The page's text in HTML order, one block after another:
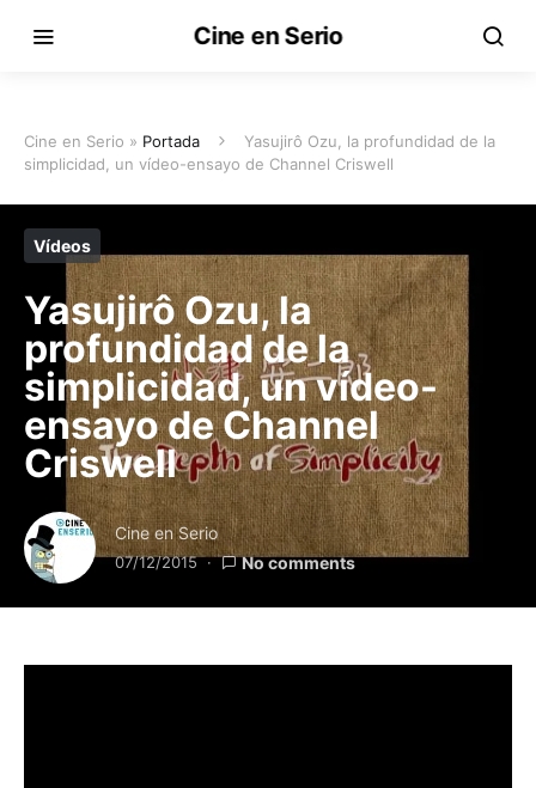
Cine en Serio
Cine en Serio » Portada
Yasujirô Ozu, la profundidad de la
simplicidad, un vídeo-ensayo de Channel Criswell
Vídeos
Yasujirô Ozu, la
profundidad de la
simplicidad, un vídeo-
ensayo de Channel
Criswell
Cine en Serio
07/12/2015 No comments